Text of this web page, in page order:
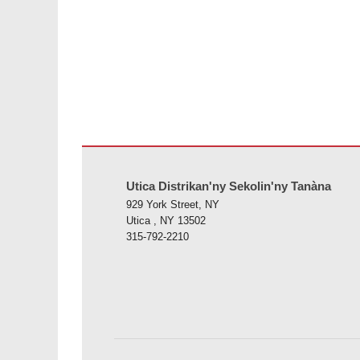
Utica Distrikan'ny Sekolin'ny Tanàna
929 York Street, NY
Utica , NY 13502
315-792-2210